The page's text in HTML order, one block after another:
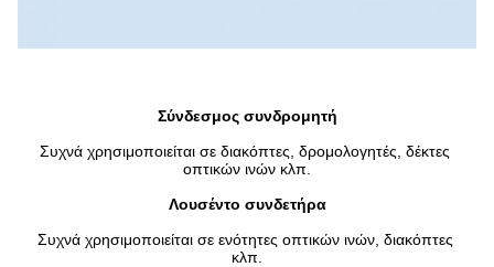
Σύνδεσμος συνδρομητή
Συχνά χρησιμοποιείται σε διακόπτες, δρομολογητές, δέκτες
οπτικών ινών κλπ.
Λουσέντο συνδετήρα
Συχνά χρησιμοποιείται σε ενότητες οπτικών ινών, διακόπτες
κλπ.